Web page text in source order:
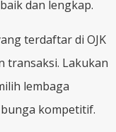
dan lengkap.
terdaftar di OJK
transaksi. Lakukan
lembaga
kompetitif.